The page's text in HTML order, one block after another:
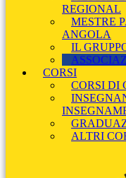
REGIONAL
MESTRE
ANGOLA
IL
CORSI
CORSI DI
ALTRI